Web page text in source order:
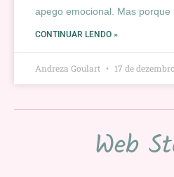
apego emocional. Mas porque
CONTINUAR LENDO »
Andreza Goulart 17 de
Web